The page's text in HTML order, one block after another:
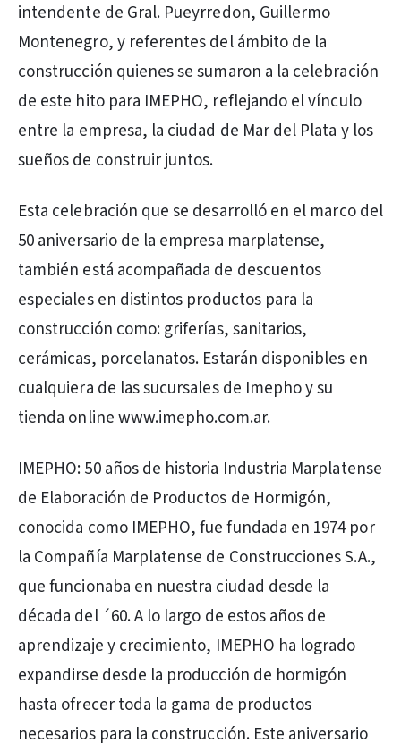
intendente de Gral. Pueyrredon, Guillermo
Montenegro, y referentes del ámbito de la
construcción quienes se sumaron a la celebración
de este hito para IMEPHO, reflejando el vínculo
entre la empresa, la ciudad de Mar del Plata y los
sueños de construir juntos.
Esta celebración que se desarrolló en el marco del
50 aniversario de la empresa marplatense,
también está acompañada de descuentos
especiales en distintos productos para la
construcción como: griferías, sanitarios,
cerámicas, porcelanatos. Estarán disponibles en
cualquiera de las sucursales de Imepho y su
tienda online www.imepho.com.ar.
IMEPHO: 50 años de historia Industria Marplatense
de Elaboración de Productos de Hormigón,
conocida como IMEPHO, fue fundada en 1974 por
la Compañía Marplatense de Construcciones S.A.,
que funcionaba en nuestra ciudad desde la
década del ´60. A lo largo de estos años de
aprendizaje y crecimiento, IMEPHO ha logrado
expandirse desde la producción de hormigón
hasta ofrecer toda la gama de productos
necesarios para la construcción. Este aniversario